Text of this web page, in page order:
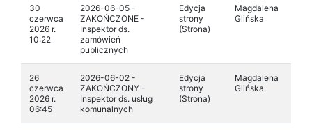
30
czerwca
2026 r.
10:22
2026-06-05 -
ZAKOŃCZONE -
Inspektor ds.
zamówień
publicznych
Edycja
strony
(Strona)
Magdalena
Glińska
26
czerwca
2026 r.
06:45
2026-06-02 -
ZAKOŃCZONY -
Inspektor ds. usług
komunalnych
Edycja
strony
(Strona)
Magdalena
Glińska